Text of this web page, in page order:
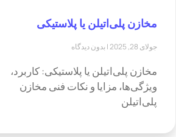
مخازن پلی‌اتیلن یا پلاستیکی
جولای 28, 2025 بدون دیدگاه
مخازن پلی‌اتیلن یا پلاستیکی: کاربرد،
ویژگی‌ها، مزایا و نکات فنی مخازن
پلی‌اتیلن